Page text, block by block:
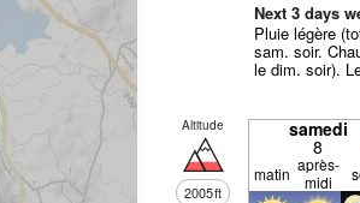
Next 3 days
Pluie légère
sam. soir.
le dim. soir).
Altitude
2005ft
samedi
8
matin après-
midi